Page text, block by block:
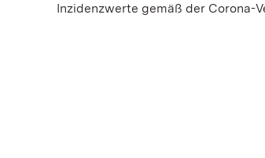
Inzidenzwerte gemäß der Corona-